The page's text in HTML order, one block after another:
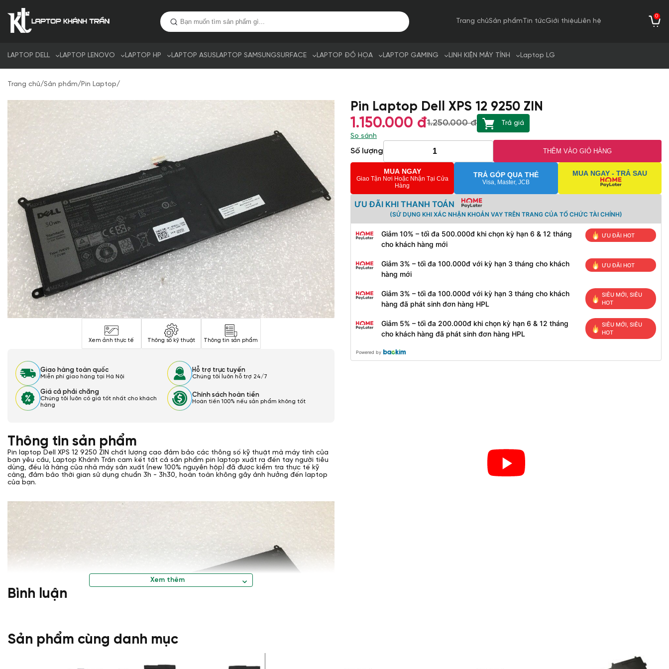
Trang chủSản phẩm Tin tứcGiới thiệuLiên hệ
0
LAPTOP DELL LAPTOP LENOVO LAPTOP HP LAPTOP ASUSLAPTOP SAMSUNGSURFACE LAPTOP ĐỒ HỌA LAPTOP GAMING LINH KIỆN MÁY TÍNH Laptop LG
Trang chủ/Sản phẩm/Pin Laptop/
Xem ảnh thực tế Thông số kỹ thuật Thông tin sản phẩm
Giao hàng toàn quốc
Miễn phí giao hàng tại Hà Nội
Hỗ trợ trực tuyến
Chúng tôi luôn hỗ trợ 24/7
Giá cả phải chăng
Chúng tôi luôn có giá tốt nhất cho khách
hàng
Chính sách hoàn tiền
Hoàn tiền 100% nếu sản phẩm không tốt
Pin Laptop Dell XPS 12 9250 ZIN
1.150.000 đ1.250.000 đ
Trả giá
So sánh
Số lượng THÊM VÀO GIỎ HÀNG
MUA NGAY
Giao Tận Nơi Hoặc Nhận Tại Cửa
Hàng
TRẢ GÓP QUA THẺ
Visa, Master, JCB
MUA NGAY - TRẢ SAU
ƯU ĐÃI KHI THANH TOÁN
(SỬ DỤNG KHI XÁC NHẬN KHOẢN VAY TRÊN TRANG CỦA TỔ CHỨC TÀI CHÍNH)
Giảm 10% – tối đa 500.000đ khi chọn kỳ hạn 6 & 12 tháng
cho khách hàng mới
ƯU ĐÃI HOT
Giảm 3% – tối đa 100.000đ với kỳ hạn 3 tháng cho khách
hàng mới
ƯU ĐÃI HOT
Giảm 3% – tối đa 100.000đ với kỳ hạn 3 tháng cho khách
hàng đã phát sinh đơn hàng HPL
SIÊU MỚI, SIÊU
HOT
Giảm 5% – tối đa 200.000đ khi chọn kỳ hạn 6 & 12 tháng
cho khách hàng đã phát sinh đơn hàng HPL
SIÊU MỚI, SIÊU
HOT
Powered by
Thông tin sản phẩm
Pin laptop Dell XPS 12 9250 ZIN chất lượng cao đảm bảo các thông số kỹ thuật mà máy tính của
bạn yêu cầu, Laptop Khánh Trần cam kết tất cả sản phẩm pin laptop xuất ra đến tay người tiêu
dùng, đều là hàng của nhà máy sản xuất (new 100% nguyên hộp) đã được kiểm tra thực tế kỹ
càng, đảm bảo thời gian sử dụng chuẩn 3h - 3h30, hoàn toàn không gây ảnh hưởng đến laptop
của bạn.
Xem thêm
Bình luận
Sản phẩm cùng danh mục